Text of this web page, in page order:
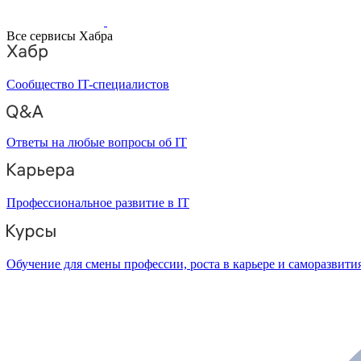
Все сервисы Хабра
Сообщество IT-специалистов
Ответы на любые вопросы об IT
Профессиональное развитие в IT
Обучение для смены профессии, роста в карьере и